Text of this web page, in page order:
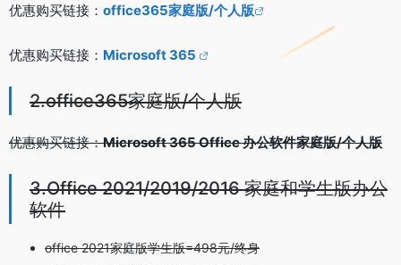
优惠购买链接： office365家庭版/个人版
优惠购买链接： Microsoft 365
2.office365家庭版/个人版
优惠购买链接：Microsoft 365 Office 办公软件家庭版/个人版
3.Office 2021/2019/2016 家庭和学生版办公
软件
office 2021家庭版学生版=498元/终身